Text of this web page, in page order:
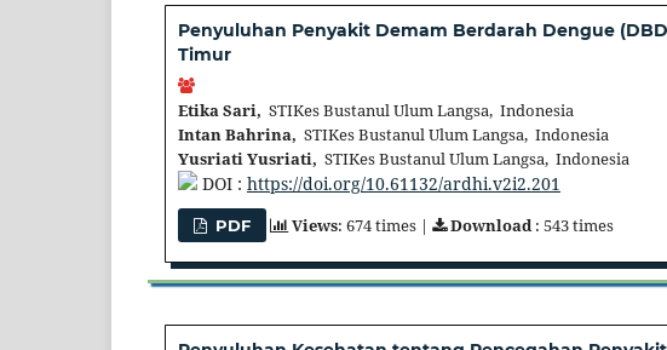
Penyuluhan Penyakit Demam Berdarah Dengue
Timur
Etika Sari, STIKes Bustanul Ulum Langsa, Indonesia
Intan Bahrina, STIKes Bustanul Ulum Langsa, Indonesia
Yusriati Yusriati, STIKes Bustanul Ulum Langsa, Indonesia
DOI : https://doi.org/10.61132/ardhi.v2i2.201
PDF Views: 674 times | Download: 543 times